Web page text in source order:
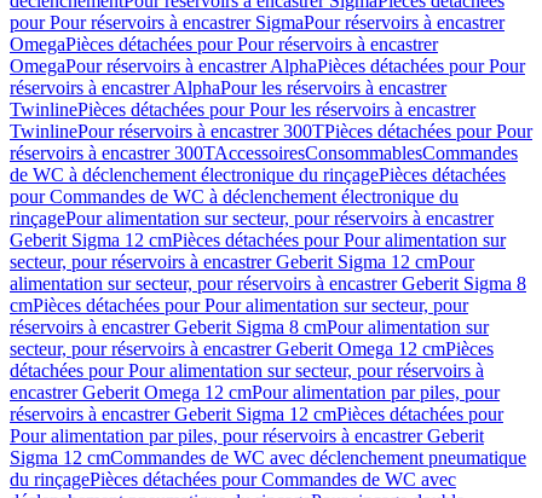
pour Pour réservoirs à encastrer SigmaPour réservoirs à encastrer
OmegaPièces détachées pour Pour réservoirs à encastrer
OmegaPour réservoirs à encastrer AlphaPièces détachées pour Pour
réservoirs à encastrer AlphaPour les réservoirs à encastrer
TwinlinePièces détachées pour Pour les réservoirs à encastrer
TwinlinePour réservoirs à encastrer 300TPièces détachées pour Pour
réservoirs à encastrer 300TAccessoiresConsommablesCommandes
de WC à déclenchement électronique du rinçagePièces détachées
pour Commandes de WC à déclenchement électronique du
rinçagePour alimentation sur secteur, pour réservoirs à encastrer
Geberit Sigma 12 cmPièces détachées pour Pour alimentation sur
secteur, pour réservoirs à encastrer Geberit Sigma 12 cmPour
alimentation sur secteur, pour réservoirs à encastrer Geberit Sigma 8
cmPièces détachées pour Pour alimentation sur secteur, pour
réservoirs à encastrer Geberit Sigma 8 cmPour alimentation sur
secteur, pour réservoirs à encastrer Geberit Omega 12 cmPièces
détachées pour Pour alimentation sur secteur, pour réservoirs à
encastrer Geberit Omega 12 cmPour alimentation par piles, pour
réservoirs à encastrer Geberit Sigma 12 cmPièces détachées pour
Pour alimentation par piles, pour réservoirs à encastrer Geberit
Sigma 12 cmCommandes de WC avec déclenchement pneumatique
du rinçagePièces détachées pour Commandes de WC avec